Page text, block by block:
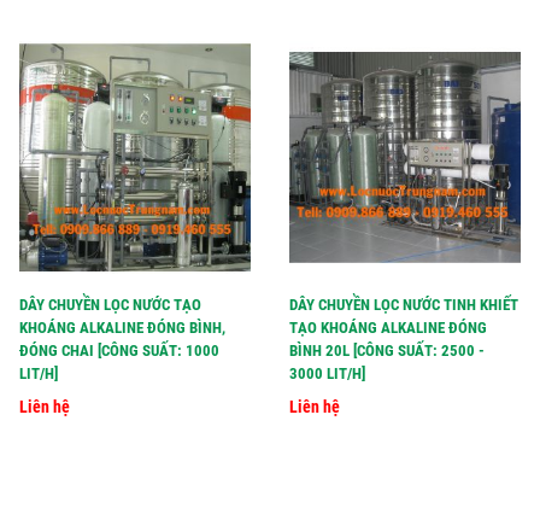
DÂY CHUYỀN LỌC NƯỚC TẠO
KHOÁNG ALKALINE ĐÓNG BÌNH,
ĐÓNG CHAI [CÔNG SUẤT: 1000
LIT/H]
Liên hệ
DÂY CHUYỀN LỌC NƯỚC TINH KHIẾT
TẠO KHOÁNG ALKALINE ĐÓNG
BÌNH 20L [CÔNG SUẤT: 2500 -
3000 LIT/H]
Liên hệ